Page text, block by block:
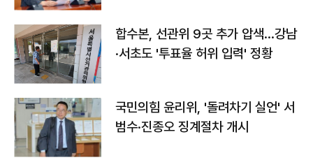
합수본, 선관위 9곳 추가 압색…강남
·서초도 '투표율 허위 입력' 정황
국민의힘 윤리위, '돌려차기 실언' 서
범수·진종오 징계절차 개시